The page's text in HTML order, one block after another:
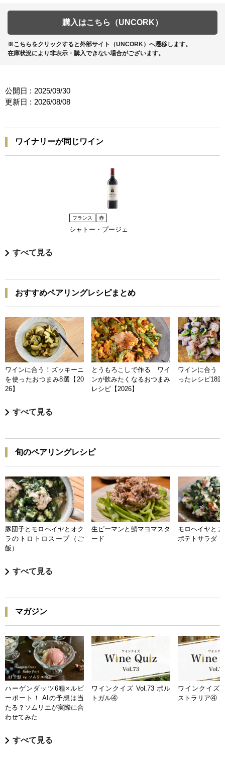
購入はこちら（UNCORK）
※こちらをクリックすると外部サイト（UNCORK）へ遷移します。
在庫状況により非表示・購入できない場合がございます。
公開日 : 2025/09/30
更新日 : 2026/08/08
ワイナリーが同じワイン
フランス 赤
シャトー・プージェ
すべて見る
おすすめペアリングレシピまとめ
ワインに合う！ズッキーニ
を使ったおつまみ8選【20
26】
とうもろこしで作る ワイ
ンが飲みたくなるおつまみ
レシピ【2026】
ワインに合う
ったレシピ18
すべて見る
旬のペアリングレシピ
豚団子とモロヘイヤとオク
ラのトロトロスープ（ご
飯）
生ピーマンと鯖マヨマスタ
ード
モロヘイヤと
ポテトサラダ
すべて見る
マガジン
ハーゲンダッツ6種×ルビ
ーポート！ AIの予想は当
たる？ソムリエが実際に合
わせてみた
ワインクイズ Vol.73 ポル
トガル④
ワインクイズ
ストラリア④
すべて見る